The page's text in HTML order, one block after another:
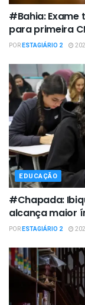
#Bahia: Exame
para primeira
PORESTAGIÁRIO 2
EDUCAÇÃO
#Chapada:
alcança maior
PORESTAGIÁRIO 2